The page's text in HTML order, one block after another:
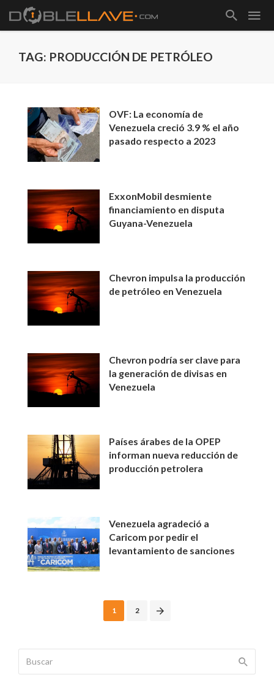
TAG: PRODUCCIÓN DE PETRÓLEO
OVF: La economía de
Venezuela creció 3.9 % el año
pasado respecto a 2023
ExxonMobil desmiente
financiamiento en disputa
Guyana-Venezuela
Chevron impulsa la producción
de petróleo en Venezuela
Chevron podría ser clave para
la generación de divisas en
Venezuela
Países árabes de la OPEP
informan nueva reducción de
producción petrolera
Venezuela agradeció a
Caricom por pedir el
levantamiento de sanciones
1 2